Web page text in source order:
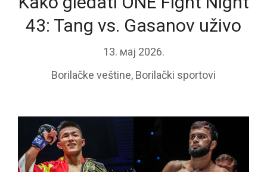
43: Tang vs. Gasanov uživo
13. мај 2026.
Borilačke veštine, Borilački sportovi